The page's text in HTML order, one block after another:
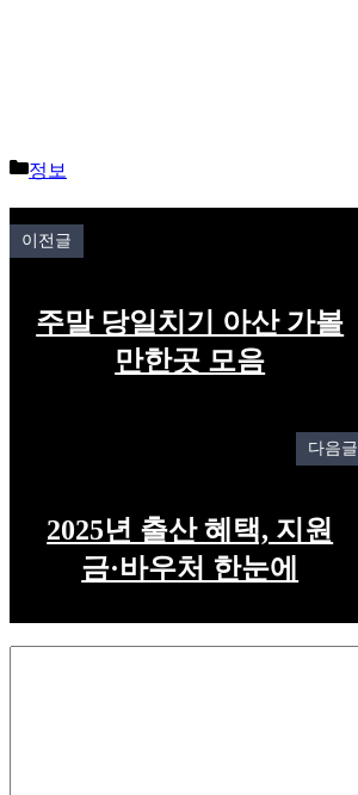
Categories
정보
이전글
주말 당일치기 아산 가볼
만한곳 모음
다음글
2025년 출산 혜택, 지원
금·바우처 한눈에